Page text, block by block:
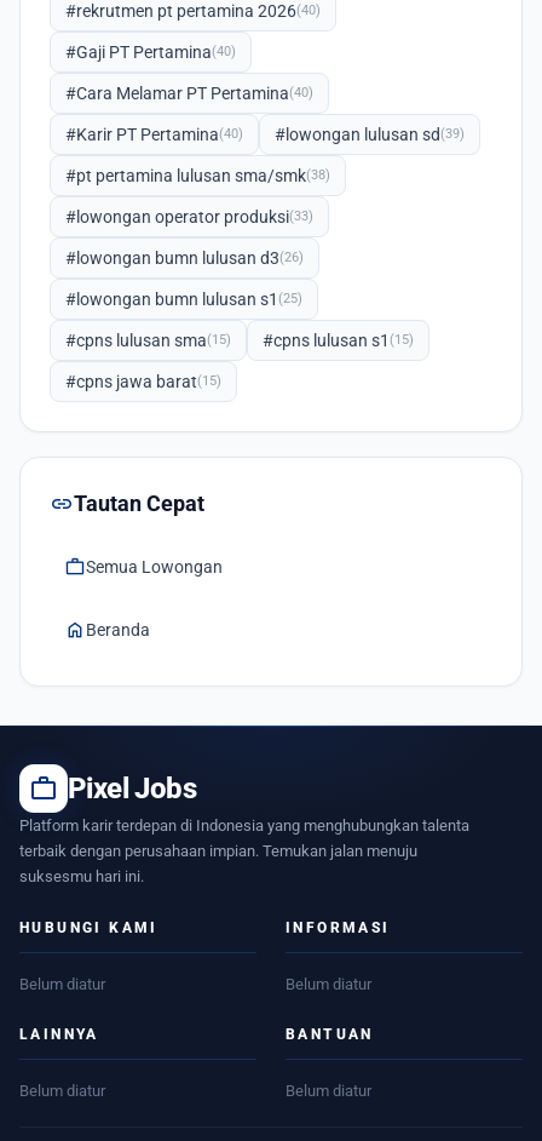
#rekrutmen pt pertamina 2026(40)
#Gaji PT Pertamina(40)
#Cara Melamar PT Pertamina(40)
#Karir PT Pertamina(40) #lowongan lulusan sd(39)
#pt pertamina lulusan sma/smk(38)
#lowongan operator produksi(33)
#lowongan bumn lulusan d3(26)
#lowongan bumn lulusan s1 (25)
#cpns lulusan sma(15) #cpns lulusan s1 (15)
#cpns jawa barat(15)
linkTautan Cepat
workSemua Lowongan
home Beranda
work Pixel Jobs
Platform karir terdepan di Indonesia yang menghubungkan talenta
terbaik dengan perusahaan impian. Temukan jalan menuju
suksesmu hari ini.
HUBUNGI KAMI
Belum diatur
INFORMASI
Belum diatur
LAINNYA
Belum diatur
BANTUAN
Belum diatur